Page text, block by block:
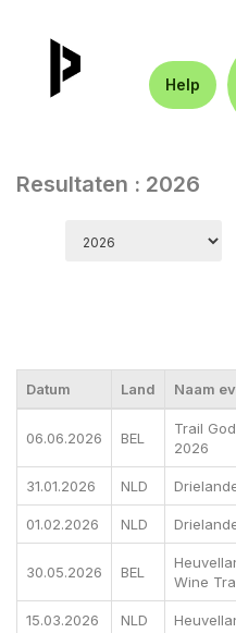
Help
Resultaten : 2026
Datum Land Naam
06.06.2026 BEL
Trail
2026
31.01.2026 NLD
01.02.2026 NLD
30.05.2026 BEL
Wine
15.03.2026 NLD